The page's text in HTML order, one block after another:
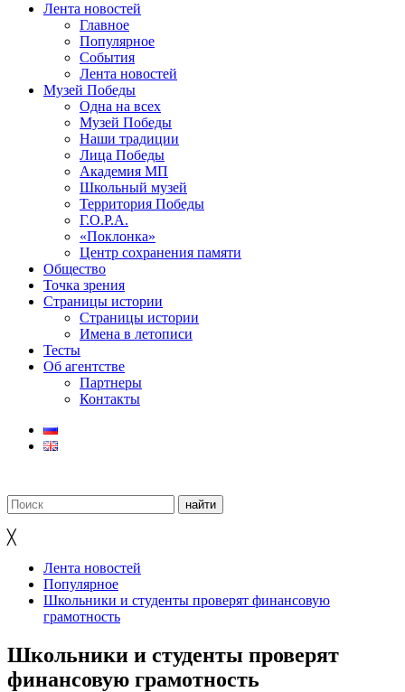
Лента новостей
Главное
Популярное
События
Лента новостей
Музей Победы
Одна на всех
Музей Победы
Наши традиции
Лица Победы
Академия МП
Школьный музей
Территория Победы
Г.О.Р.А.
«Поклонка»
Центр сохранения памяти
Общество
Точка зрения
Страницы истории
Страницы истории
Имена в летописи
Тесты
Об агентстве
Партнеры
Контакты
╳
Лента новостей
Популярное
Школьники и студенты проверят финансовую
грамотность
Школьники и студенты проверят
финансовую грамотность